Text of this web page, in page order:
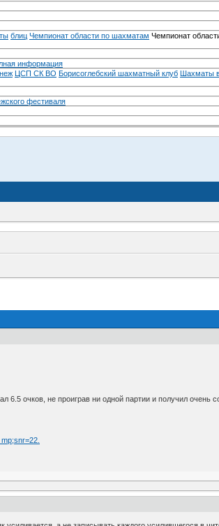
блиц Чемпионат области по шахматам Чемпионат
информация
ЦСП СК ВО Борисоглебский шахматный клуб Шахматы
фестиваля
6.5 очков, не проиграв ни одной партии и получил очень